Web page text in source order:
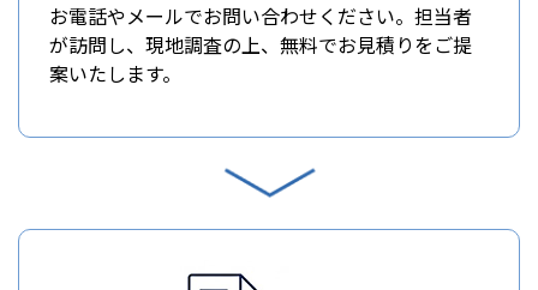
お電話やメールでお問い合わせください。担当者
が訪問し、現地調査の上、無料でお見積りをご提
案いたします。